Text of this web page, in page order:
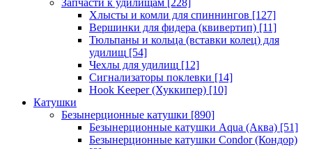
Запчасти к удилищам [228]
Хлысты и комли для спиннингов [127]
Вершинки для фидера (квивертип) [11]
Тюльпаны и кольца (вставки колец) для
удилищ [54]
Чехлы для удилищ [12]
Сигнализаторы поклевки [14]
Hook Keeper (Хуккипер) [10]
Катушки
Безынерционные катушки [890]
Безынерционные катушки Aqua (Аква) [51]
Безынерционные катушки Condor (Кондор)